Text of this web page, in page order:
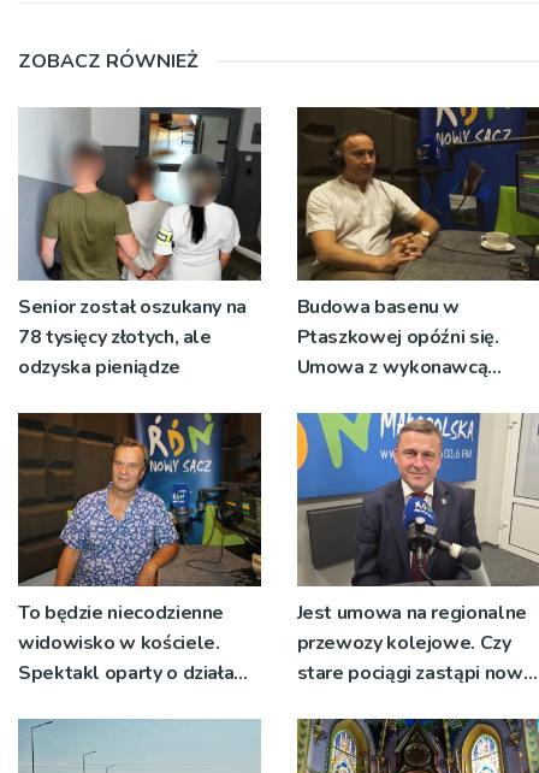
ZOBACZ RÓWNIEŻ
Senior został oszukany na
78 tysięcy złotych, ale
odzyska pieniądze
Budowa basenu w
Ptaszkowej opóźni się.
Umowa z wykonawcą
nie zostanie podpisana
To będzie niecodzienne
widowisko w kościele.
Spektakl oparty o działa
Jest umowa na regionalne
przewozy kolejowe. Czy
stare pociągi zastąpi nowy